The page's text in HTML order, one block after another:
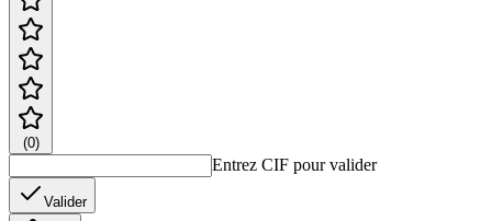
(0)
Entrez CIF pour valider
Valider